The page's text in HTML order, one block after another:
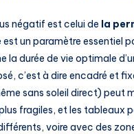
négatif est celui de la
un paramètre essentiel
la durée de vie optimale
c’est à dire encadré et
sans soleil direct) peut
fragiles, et les tableaux
voire avec des